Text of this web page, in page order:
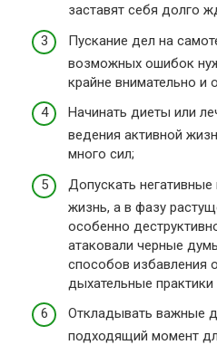
заставят себя долго
Пускание дел на
возможных ошибок
крайне внимательно и
Начинать диеты или
ведения активной
много сил;
Допускать
жизнь, а в фазу
особенно
атаковали черные
способов избавления
дыхательные практики
Откладывать важные
подходящий момент